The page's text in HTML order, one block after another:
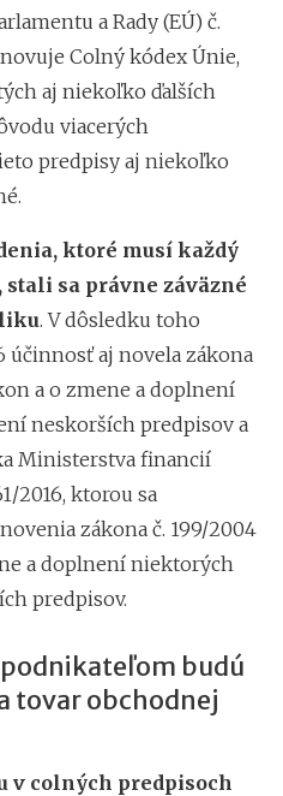
a Rady (EÚ) č.
Colný kódex Únie,
aj niekoľko ďalších
viacerých
predpisy aj niekoľko
ktoré musí každý
sa právne záväzné
. V dôsledku toho
účinnosť aj novela zákona
a o zmene a doplnení
neskorších predpisov a
Ministerstva financií
2016, ktorou sa
zákona č. 199/2004
a doplnení niektorých
predpisov.
budú
tovar obchodnej
v colných predpisoch